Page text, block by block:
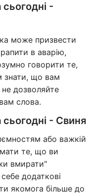
-
може призвести
в аварію,
говорити те,
знати, що вам
не дозволяйте
слова.
- Свиня
або важкій
те, що ви
вмирати"
додаткові
якомога більше до